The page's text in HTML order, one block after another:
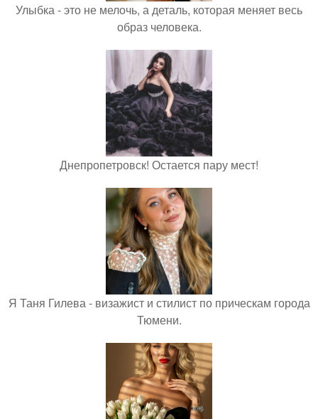
Улыбка - это не мелочь, а деталь, которая меняет весь
образ человека.
Днепропетровск! Остается пару мест!
Я Таня Гилева - визажист и стилист по прическам города
Тюмени.